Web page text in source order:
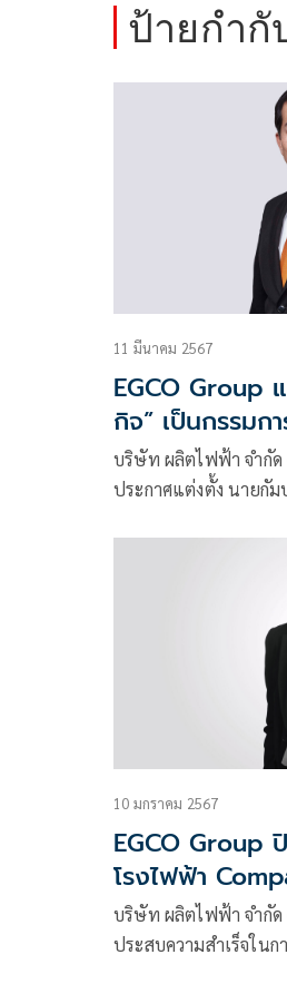
ป้ายกำกั
11 มีนาคม 2567
EGCO Group
กิจ” เป็นกรรมก
ผู้จัดการใหญ่
บริษัท ผลิตไฟฟ้า จำกัด
ประกาศแต่งตั้ง นายกัม
10 มกราคม 2567
EGCO Group
โรงไฟฟ้า
บริษัท ผลิตไฟฟ้า จำกัด
ประสบความสำเร็จใน